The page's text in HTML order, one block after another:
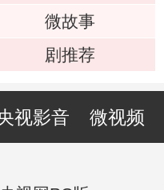
微故事
剧推荐
视影音 微视频